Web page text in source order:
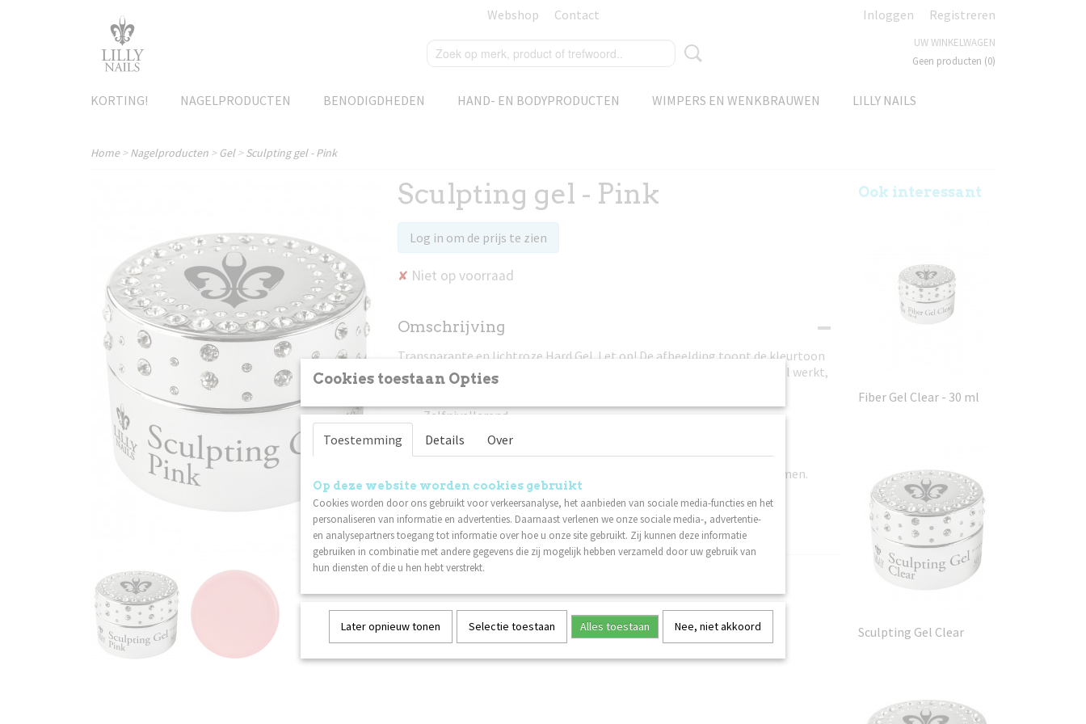
Webshop Contact Inloggen Registreren
UW WINKELWAGEN
Geen producten (0)
KORTING! NAGELPRODUCTEN BENODIGDHEDEN HAND- EN BODYPRODUCTEN WIMPERS EN WENKBRAUWEN LILLY NAILS
Home>Nagelproducten > Gel>Sculpting gel - Pink
Sculpting gel - Pink
Log in om de prijs te zien
✘ Niet op voorraad
Omschrijving
Transparante en lichtroze Hard Gel. Let op! De afbeelding toont de kleurtoon
die de gel in het potje heeft voor het aanbrengen. Wanneer u met de gel werkt,
zal het resultaat veel lichter zijn.
Zelfnivellerend
Hoge viscositeit
Kan worden geknepen
Past op alle soorten nagels en technieken met zowel tips als vormen.
Speciaal aanbevolen voor langere nagels.
Uithardingstijd:
60 seconden
Ook interessant
Fiber Gel Clear - 30 ml
Sculpting Gel Clear
Cookies toestaan Opties
Toestemming Details Over
Op deze website worden cookies gebruikt
Cookies worden door ons gebruikt voor verkeersanalyse, het aanbieden van sociale media-functies en het
personaliseren van informatie en advertenties. Daarnaast verlenen we onze sociale media-, advertentie-
en analysepartners toegang tot informatie over hoe u onze site gebruikt. Zij kunnen deze informatie
gebruiken in combinatie met andere gegevens die zij mogelijk hebben verzameld door uw gebruik van
hun diensten of die u hen hebt verstrekt.
Later opnieuw tonen Selectie toestaan Alles toestaan Nee, niet akkoord